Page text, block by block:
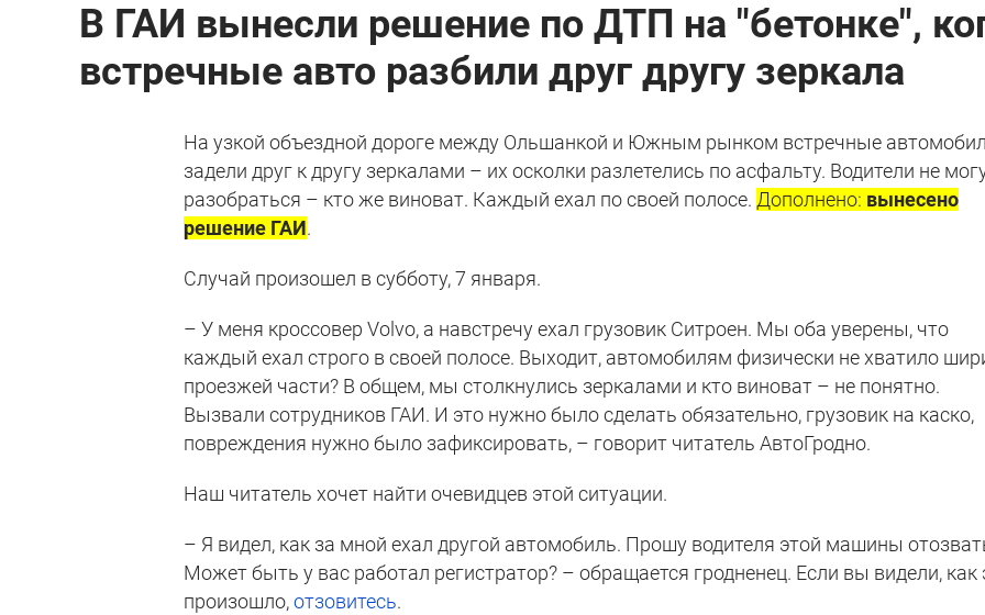
В ГАИ вынесли решение по ДТП на "бетонке",
встречные авто разбили друг другу зеркала
На узкой объездной дороге между Ольшанкой и Южным рынком встречные
задели друг к другу зеркалами – их осколки разлетелись по асфальту. Водители не
разобраться – кто же виноват. Каждый ехал по своей полосе.Дополнено: вынесено
решение ГАИ.
Случай произошел в субботу, 7 января.
– У меня кроссовер Volvo, а навстречу ехал грузовик Ситроен. Мы оба уверены, что
каждый ехал строго в своей полосе. Выходит, автомобилям физически не хватило
проезжей части? В общем, мы столкнулись зеркалами и кто виноват – не понятно.
Вызвали сотрудников ГАИ. И это нужно было сделать обязательно, грузовик на каско,
повреждения нужно было зафиксировать, – говорит читатель АвтоГродно.
Наш читатель хочет найти очевидцев этой ситуации.
– Я видел, как за мной ехал другой автомобиль. Прошу водителя этой машины
Может быть у вас работал регистратор? – обращается гродненец. Если вы видели, как
произошло,отзовитесь.